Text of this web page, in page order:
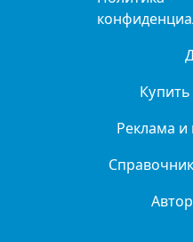
Реклама и